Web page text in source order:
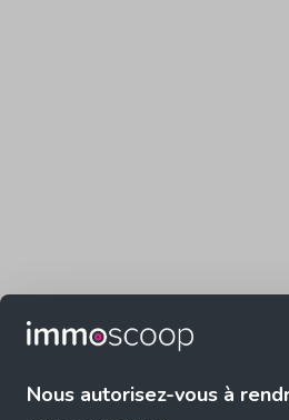
Nous autorisez-vous à